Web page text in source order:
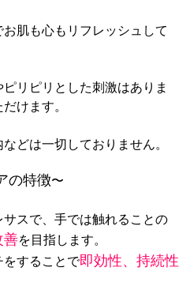
肌も心もリフレッシュして
リピリとした刺激はありま
けます。
どは一切しておりません。
の特徴〜
サスで、手では触れることの
善を目指します。
をすることで即効性、持続性